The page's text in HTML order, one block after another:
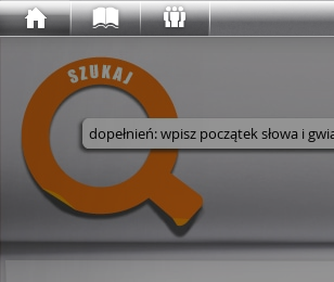
Wyszukaj w serwisie